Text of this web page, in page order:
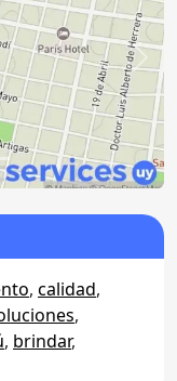
, calidad,
,
, brindar,